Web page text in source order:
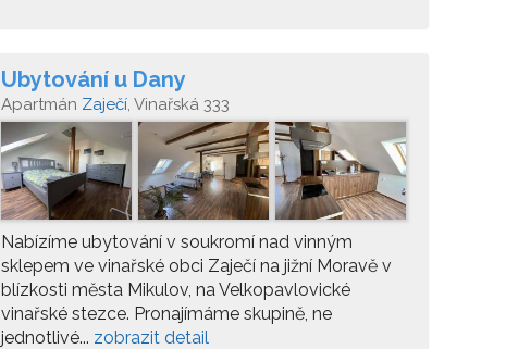
Ubytování u Dany
Apartmán Zaječí, Vinařská 333
Nabízíme ubytování v soukromí nad vinným
sklepem ve vinařské obci Zaječí na jižní Moravě v
blízkosti města Mikulov, na Velkopavlovické
vinařské stezce. Pronajímáme skupině, ne
jednotlivé... zobrazit detail